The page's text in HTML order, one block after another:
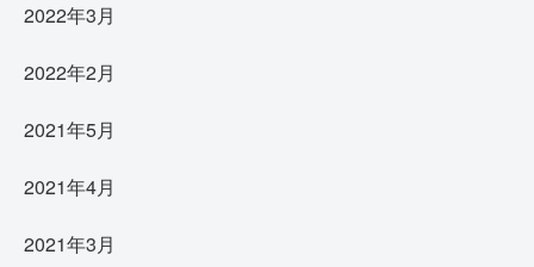
2022年3月
2022年2月
2021年5月
2021年4月
2021年3月